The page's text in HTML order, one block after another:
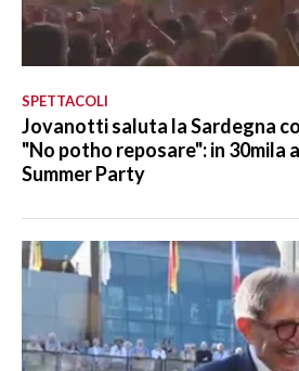
SPETTACOLI
Jovanotti saluta la Sardegna
"No potho reposare": in 30mila
Summer Party